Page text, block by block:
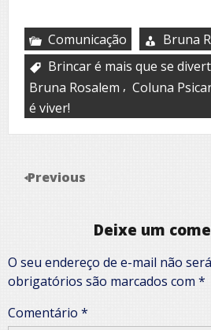
Comunicação
Bruna
Brincar é mais que se
Bruna Rosalem , Coluna
é viver!
Previous
Deixe um
O seu endereço de e-mail não
obrigatórios são marcados com *
Comentário *